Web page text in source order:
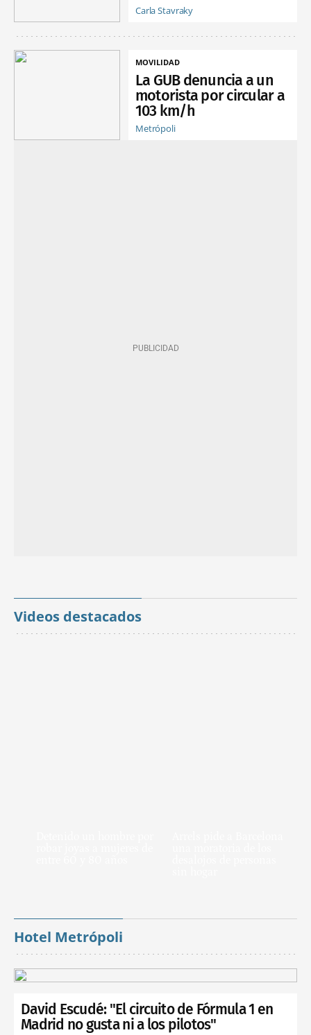
Carla Stavraky
MOVILIDAD
La GUB denuncia a un
motorista por circular a
103 km/h
Metrópoli
Videos destacados
Hotel Metrópoli
David Escudé: "El circuito de Fórmula 1 en
Madrid no gusta ni a los pilotos"